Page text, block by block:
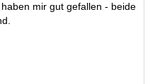
mir gut gefallen - beide